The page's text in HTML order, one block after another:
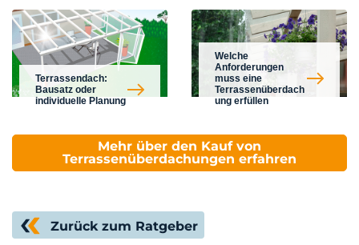
Terrassendach:
Bausatz oder
individuelle Planung
Welche
Anforderungen
muss eine
Terrassenüberdach
ung erfüllen
Mehr über den Kauf von
Terrassenüberdachungen erfahren
Zurück zum Ratgeber